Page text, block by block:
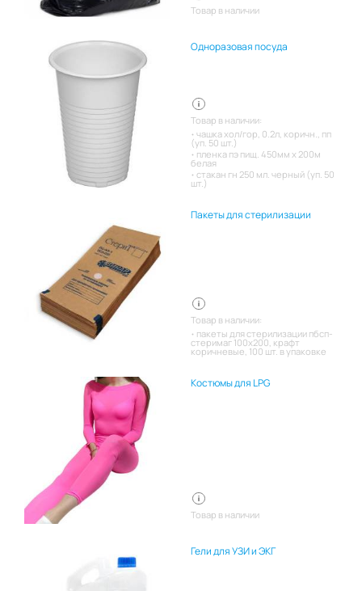
Товар в наличии
Одноразовая посуда
Товар в наличии:
чашка хол/гор, 0.2л, коричн., пп
(уп. 50 шт.)
пленка пэ пищ. 450мм х 200м
белая
стакан гн 250 мл. черный (уп. 50
шт.)
Пакеты для стерилизации
Товар в наличии:
пакеты для стерилизации пбсп-
стеримаг 100х200, крафт
коричневые, 100 шт. в упаковке
Костюмы для LPG
Товар в наличии
Гели для УЗИ и ЭКГ